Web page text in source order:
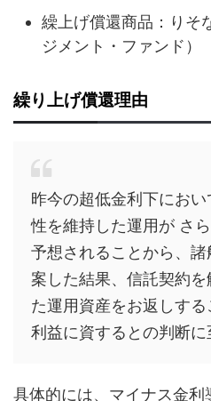
繰上げ償還商品：りそ
ジメント・ファンド）
繰り上げ償還理由
昨今の超低金利下にお
性を維持した運用が さ
予想されることから、
案した結果、信託契約
た運用資産をお返しす
利益に資するとの判断に
具体的には、マイナス金